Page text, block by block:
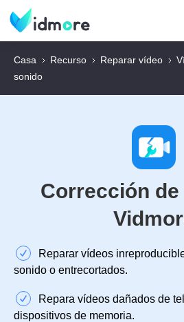
Casa Recurso Reparar vídeo
sonido
Corrección de
Reparar vídeos
sonido o entrecortados.
Repara vídeos dañados de
dispositivos de memoria.